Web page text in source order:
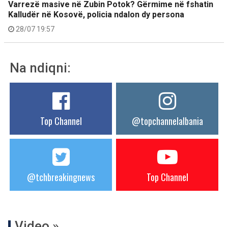
Varrezë masive në Zubin Potok? Gërmime në fshatin
Kalludër në Kosovë, policia ndalon dy persona
28/07 19:57
Na ndiqni:
Top Channel @topchannelalbania
@tchbreakingnews Top Channel